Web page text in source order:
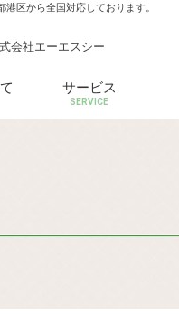
港区から全国対応しております。
会社エーエスシー
サービス
SERVICE